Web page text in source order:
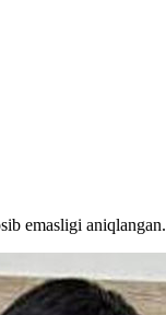
emasligi aniqlangan.